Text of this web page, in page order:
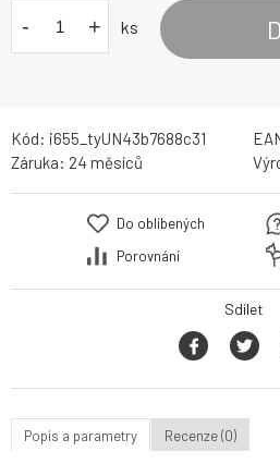
- + ks
Kód: i655_tyUN43b7688c31
Záruka: 24 měsíců
Do oblíbených
Porovnání
Sdílet
Popis a parametry Recenze (0)